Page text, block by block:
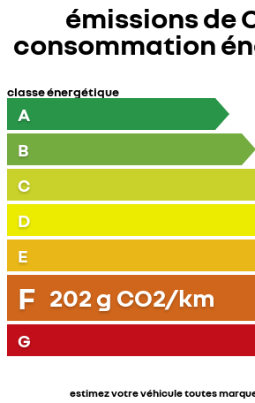
émissions de
consommation
classe énergétique
A
B
C
D
E
F 202 g CO2/km
G
estimez votre véhicule toutes